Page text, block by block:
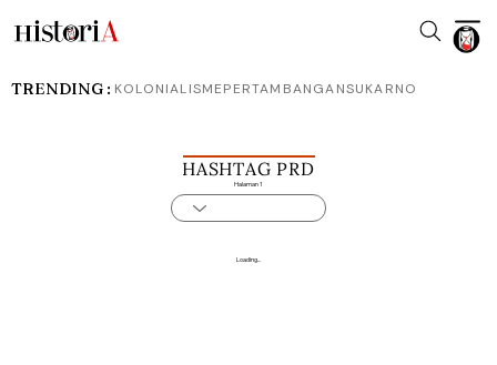
HASHTAG PRD
Halaman 1
Loading...
TRENDING : KOLONIALISMEPERTAMBANGANSUKARNO